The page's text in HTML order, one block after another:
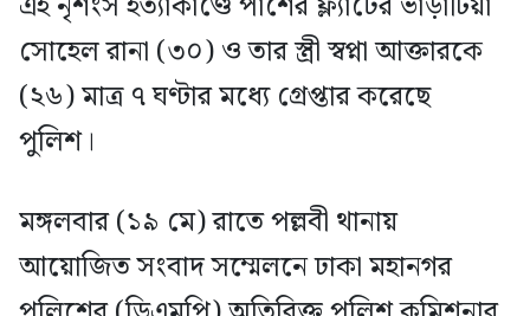
সোহেল রানা (৩০) ও তার স্ত্রী স্বপ্না আক্তারকে
(২৬) মাত্র ৭ ঘণ্টার মধ্যে গ্রেপ্তার করেছে
পুলিশ।
মঙ্গলবার (১৯ মে) রাতে পল্লবী থানায়
আয়োজিত সংবাদ সম্মেলনে ঢাকা মহানগর